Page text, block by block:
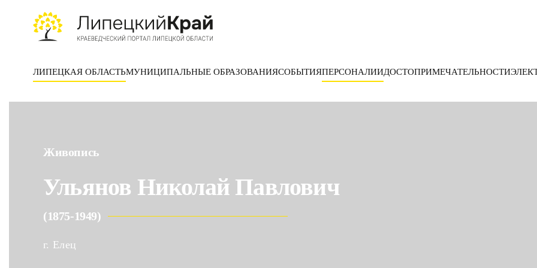
Skip to main content
ЛИПЕЦКАЯ ОБЛАСТЬМУНИЦИПАЛЬНЫЕ ОБРАЗОВАНИЯСОБЫТИЯПЕРСОНАЛИИДОСТОПРИМЕЧАТЕЛЬНОСТИ
Живопись
Ульянов Николай Павлович
(1875-1949)
г. Елец